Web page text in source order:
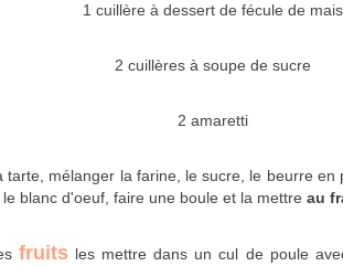
1 cuillère à dessert de fécule de mais
2 cuillères à soupe de sucre
2 amaretti
mélanger la farine, le sucre, le beurre en
blanc d'oeuf, faire une boule et la mettre au
fruits les mettre dans un cul de poule